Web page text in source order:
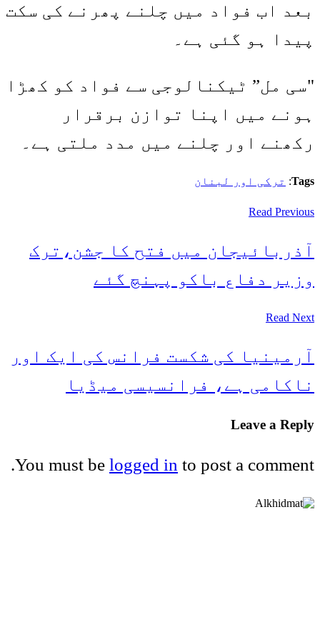
بعد اب فواد میں چلنے پھرنے کی سکت
پیدا ہو گئی ہے۔
"سی مل” ٹیکنالوجی سے فواد کو کھڑا
ہونے میں اپنا توازن برقرار
رکھنے اور چلنے میں مدد ملتی ہے۔
Tags
: ترکی اور لبنان
Read Previous
آذربائیجان میں فتح کا جشن،ترک
وزیر دفاع باکو پہنچ گئے
Read Next
آرمینیا کی شکست فرانس کی ایک اور
ناکامی ہے، فرانسیسی میڈیا
Leave a Reply
You must be logged in to post a comment.